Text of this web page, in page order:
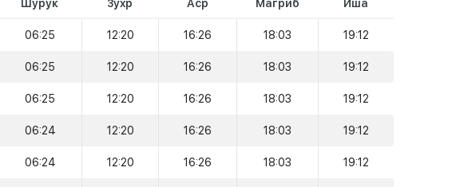
Шурук Зухр Аср Магриб Иша
06:25 12:20 16:26 18:03 19:12
06:25 12:20 16:26 18:03 19:12
06:25 12:20 16:26 18:03 19:12
06:24 12:20 16:26 18:03 19:12
06:24 12:20 16:26 18:03 19:12